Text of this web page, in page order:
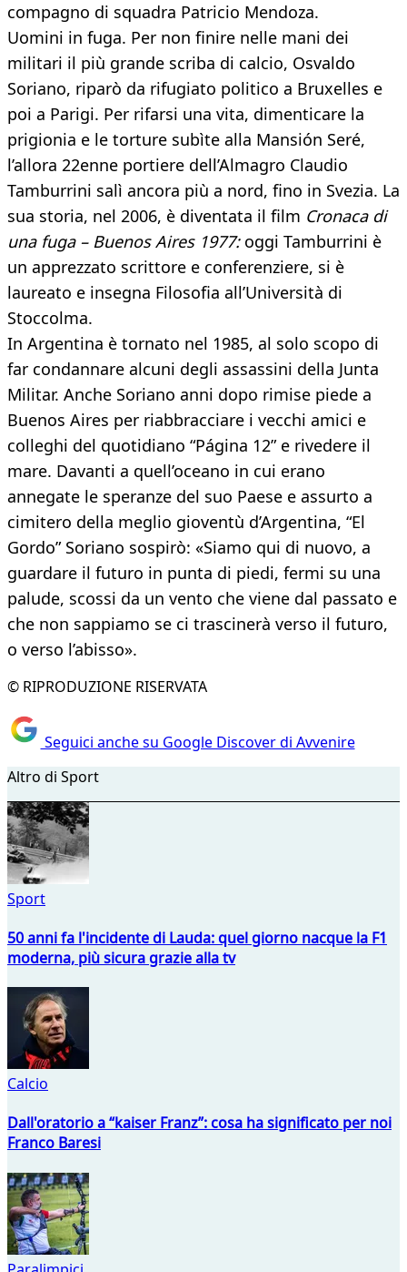
compagno di squadra Patricio Mendoza.
Uomini in fuga. Per non finire nelle mani dei
militari il più grande scriba di calcio, Osvaldo
Soriano, riparò da rifugiato politico a Bruxelles e
poi a Parigi. Per rifarsi una vita, dimenticare la
prigionia e le torture subìte alla Mansión Seré,
l’allora 22enne portiere dell’Almagro Claudio
Tamburrini salì ancora più a nord, fino in Svezia. La
sua storia, nel 2006, è diventata il film Cronaca di
una fuga – Buenos Aires 1977:oggi Tamburrini è
un apprezzato scrittore e conferenziere, si è
laureato e insegna Filosofia all’Università di
Stoccolma.
In Argentina è tornato nel 1985, al solo scopo di
far condannare alcuni degli assassini della Junta
Militar. Anche Soriano anni dopo rimise piede a
Buenos Aires per riabbracciare i vecchi amici e
colleghi del quotidiano “Página 12” e rivedere il
mare. Davanti a quell’oceano in cui erano
annegate le speranze del suo Paese e assurto a
cimitero della meglio gioventù d’Argentina, “El
Gordo” Soriano sospirò: «Siamo qui di nuovo, a
guardare il futuro in punta di piedi, fermi su una
palude, scossi da un vento che viene dal passato e
che non sappiamo se ci trascinerà verso il futuro,
o verso l’abisso».
© RIPRODUZIONE RISERVATA
Seguici anche su Google Discover di Avvenire
Altro di Sport
Sport
50 anni fa l'incidente di Lauda: quel giorno nacque la F1
moderna, più sicura grazie alla tv
Calcio
Dall'oratorio a “kaiser Franz”: cosa ha significato per noi
Franco Baresi